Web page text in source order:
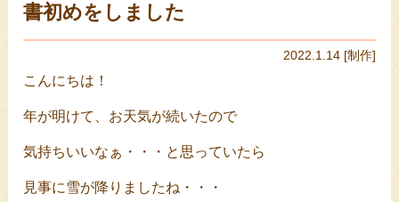
書初めをしました
2022.1.14 [制作]
こんにちは！
年が明けて、お天気が続いたので
気持ちいいなぁ・・・と思っていたら
見事に雪が降りましたね・・・